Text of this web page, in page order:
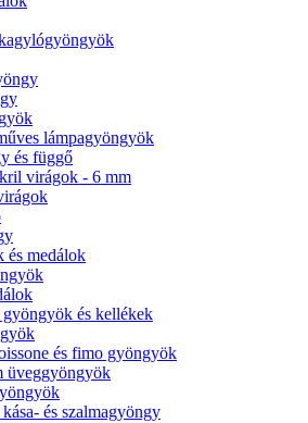
lámpagyöngyök
és függő
virágok - 6 mm
és medálok
és kellékek
és fimo gyöngyök
üveggyöngyök
és szalmagyöngy